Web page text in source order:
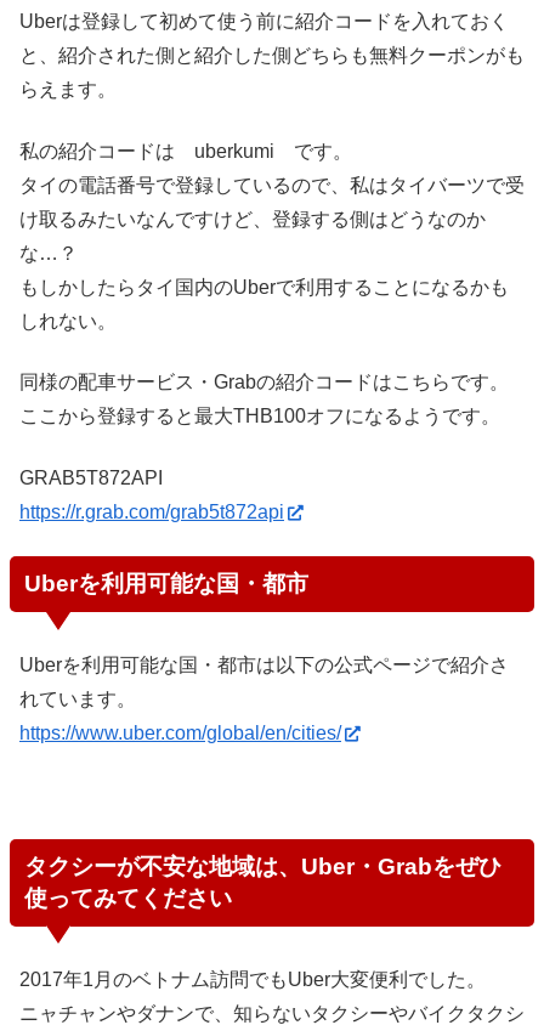
Uberは登録して初めて使う前に紹介コードを入れておく
と、紹介された側と紹介した側どちらも無料クーポンがも
らえます。
私の紹介コードは uberkumi です。
タイの電話番号で登録しているので、私はタイバーツで受
け取るみたいなんですけど、登録する側はどうなのか
な…？
もしかしたらタイ国内のUberで利用することになるかも
しれない。
同様の配車サービス・Grabの紹介コードはこちらです。
ここから登録すると最大THB100オフになるようです。
GRAB5T872API
https://r.grab.com/grab5t872api
Uberを利用可能な国・都市
Uberを利用可能な国・都市は以下の公式ページで紹介さ
れています。
https://www.uber.com/global/en/cities/
タクシーが不安な地域は、Uber・Grabをぜひ
使ってみてください
2017年1月のベトナム訪問でもUber大変便利でした。
ニャチャンやダナンで、知らないタクシーやバイクタクシ